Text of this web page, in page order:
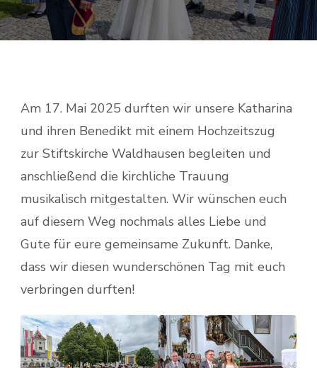
Am 17. Mai 2025 durften wir unsere Katharina
und ihren Benedikt mit einem Hochzeitszug
zur Stiftskirche Waldhausen begleiten und
anschließend die kirchliche Trauung
musikalisch mitgestalten. Wir wünschen euch
auf diesem Weg nochmals alles Liebe und
Gute für eure gemeinsame Zukunft. Danke,
dass wir diesen wunderschönen Tag mit euch
verbringen durften!